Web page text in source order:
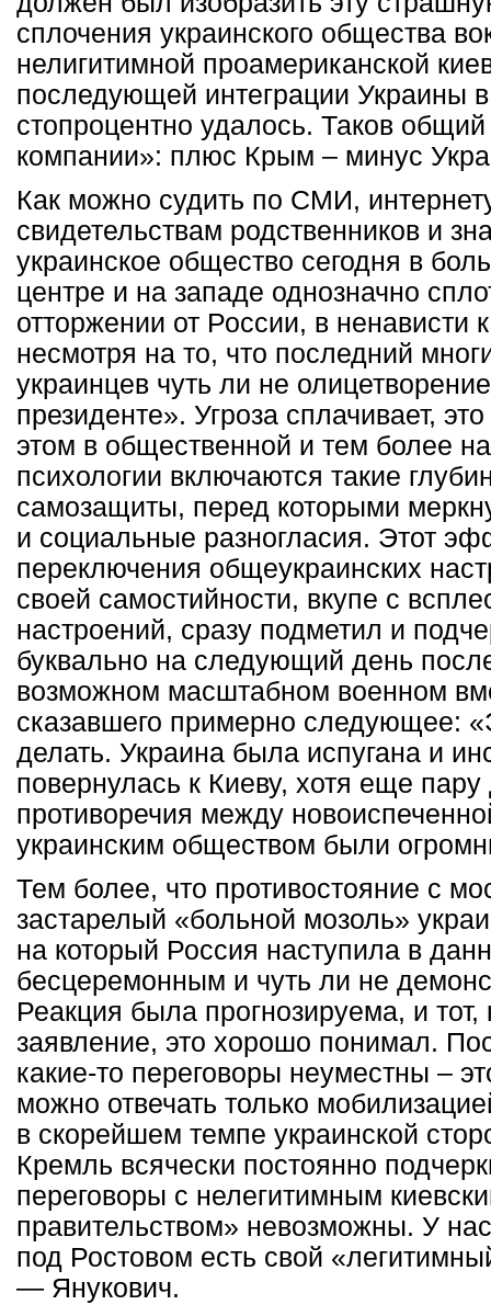
сплочения украинского общества
нелигитимной проамериканской
последующей интеграции Украины
стопроцентно удалось. Таков общий
компании»: плюс Крым – минус
Как можно судить по СМИ,
свидетельствам родственников и
украинское общество сегодня в
центре и на западе однозначно
отторжении от России, в ненависти
несмотря на то, что последний
украинцев чуть ли не
президенте». Угроза сплачивает,
этом в общественной и тем более
психологии включаются такие
самозащиты, перед которыми
и социальные разногласия. Этот
переключения общеукраинских
своей самостийности, вкупе с
настроений, сразу подметил и
буквально на следующий день
возможном масштабном военном
сказавшего примерно следующее:
делать. Украина была испугана и
повернулась к Киеву, хотя еще
противоречия между
украинским обществом были
Тем более, что противостояние с
застарелый «больной мозоль»
на который Россия наступила в
бесцеремонным и чуть ли не
Реакция была прогнозируема, и
заявление, это хорошо понимал.
какие-то переговоры неуместны –
можно отвечать только
в скорейшем темпе украинской
Кремль всячески постоянно
переговоры с нелегитимным
правительством» невозможны. У
под Ростовом есть свой
— Янукович.